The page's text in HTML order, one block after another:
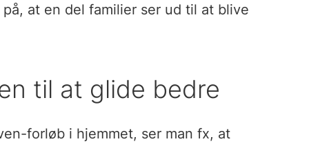
at en del familier ser ud til at blive
til at glide bedre
forløb i hjemmet, ser man fx, at